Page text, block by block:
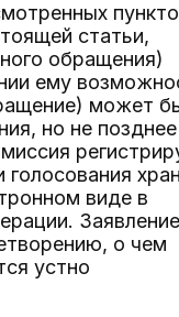
статьи,
обращения)
ему
может
но не
виде в
Заявление
о чем
устно